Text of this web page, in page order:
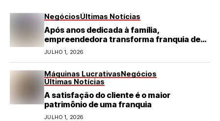
NegóciosÚltimas Notícias
Após anos dedicada à família,
empreendedora transforma franquia de
turismo em negócio de destaque no RN
JULHO 1, 2026
Máquinas LucrativasNegócios
Últimas Notícias
A satisfação do cliente é o maior
patrimônio de uma franquia
JULHO 1, 2026